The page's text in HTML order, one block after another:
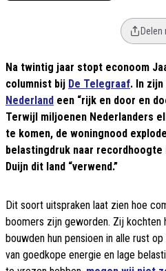
Delen
Na twintig jaar stopt econoom
columnist bij De Telegraaf. In
Nederland een “rijk en door en
Terwijl miljoenen Nederlanders
te komen, de woningnood
belastingdruk naar
Duijn dit land “verwend.”
Dit soort uitspraken laat zien hoe
boomers zijn geworden. Zij kochten
bouwden hun pensioen in alle rust
van goedkope energie en lage